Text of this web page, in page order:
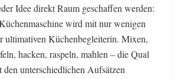
Idee direkt Raum geschaffen werden:
wird mit nur wenigen
ultimativen Küchenbegleiterin. Mixen,
hacken, raspeln, mahlen – die Qual
den unterschiedlichen Aufsätzen